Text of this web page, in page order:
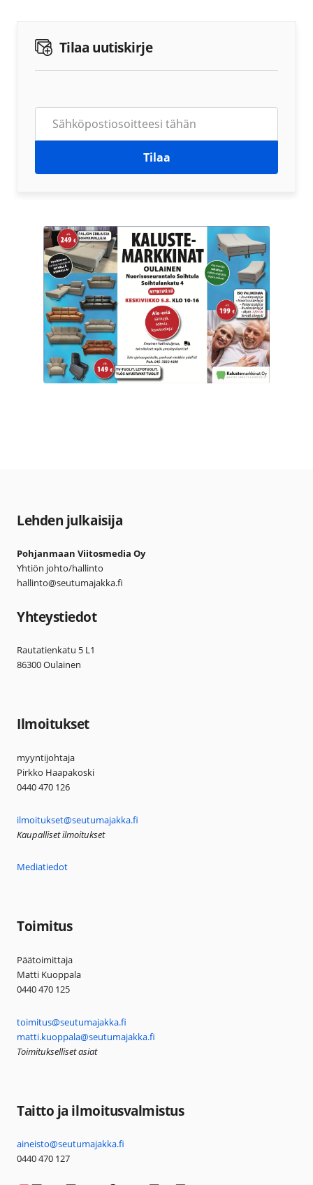
Tilaa uutiskirje
Tilaa
Lehden julkaisija
Pohjanmaan Viitosmedia Oy
Yhtiön johto/hallinto
hallinto@seutumajakka.fi
Yhteystiedot
Rautatienkatu 5 L1
86300 Oulainen
Ilmoitukset
myyntijohtaja
Pirkko Haapakoski
0440 470 126
ilmoitukset@seutumajakka.fi
Kaupalliset ilmoitukset
Mediatiedot
Toimitus
Päätoimittaja
Matti Kuoppala
0440 470 125
toimitus@seutumajakka.fi
matti.kuoppala@seutumajakka.fi
Toimitukselliset asiat
Taitto ja ilmoitusvalmistus
aineisto@seutumajakka.fi
0440 470 127